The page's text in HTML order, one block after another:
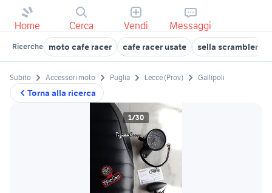
Home Cerca Vendi Messaggi
Ricerche moto cafe racer cafe racer usate sella scrambler
Torna alla ricerca
Subito Accessori moto Puglia Lecce (Prov) Gallipoli
1/30